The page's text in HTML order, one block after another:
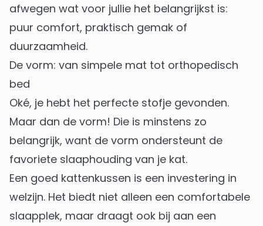
afwegen wat voor jullie het belangrijkst is:
puur comfort, praktisch gemak of
duurzaamheid.
De vorm: van simpele mat tot orthopedisch
bed
Oké, je hebt het perfecte stofje gevonden.
Maar dan de vorm! Die is minstens zo
belangrijk, want de vorm ondersteunt de
favoriete slaaphouding van je kat.
Een goed kattenkussen is een investering in
welzijn. Het biedt niet alleen een comfortabele
slaapplek, maar draagt ook bij aan een